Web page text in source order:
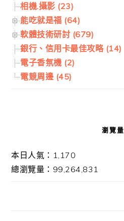
相機.攝影 (23)
能吃就是福 (64)
軟體技術研討 (679)
銀行、信用卡最佳攻略 (14)
電子香氛機 (2)
電競周邊 (45)
瀏覽量
本日人氣：1,170
總瀏覽量：99,264,831